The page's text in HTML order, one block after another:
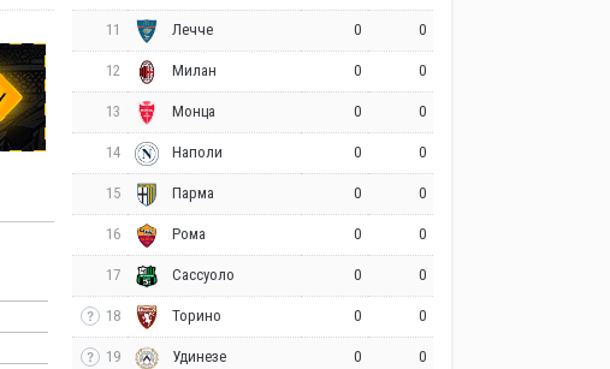
11 Лечче 0 0
12 Милан 0 0
13 Монца 0 0
14 Наполи 0 0
15 Парма 0 0
16 Рома 0 0
17 Сассуоло 0 0
18 Торино 0 0
19 Удинезе 0 0